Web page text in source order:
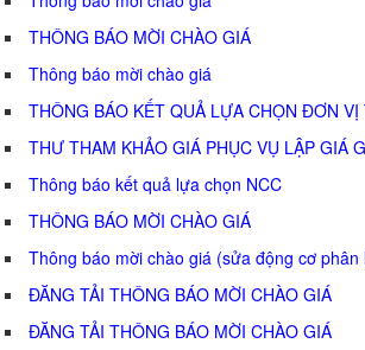
THÔNG BÁO MỜI CHÀO GIÁ
Thông báo mời chào giá
THÔNG BÁO KẾT QUẢ LỰA CHỌN ĐƠN VỊ
THƯ THAM KHẢO GIÁ PHỤC VỤ LẬP GIÁ
Thông báo kết quả lựa chọn NCC
THÔNG BÁO MỜI CHÀO GIÁ
Thông báo mời chào giá (sửa động cơ phân
ĐĂNG TẢI THÔNG BÁO MỜI CHÀO GIÁ
ĐĂNG TẢI THÔNG BÁO MỜI CHÀO GIÁ